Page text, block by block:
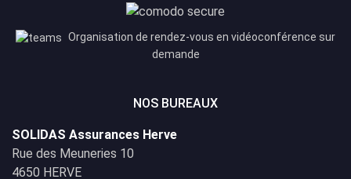
Organisation de rendez-vous en vidéoconférence sur
demande
NOS BUREAUX
SOLIDAS Assurances Herve
Rue des Meuneries 10
4650 HERVE